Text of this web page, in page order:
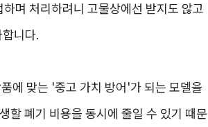
며 처리하려니 고물상에선 받지도 않고
니다.
에 맞는 '중고 가치 방어'가 되는 모델을
할 폐기 비용을 동시에 줄일 수 있기 때문